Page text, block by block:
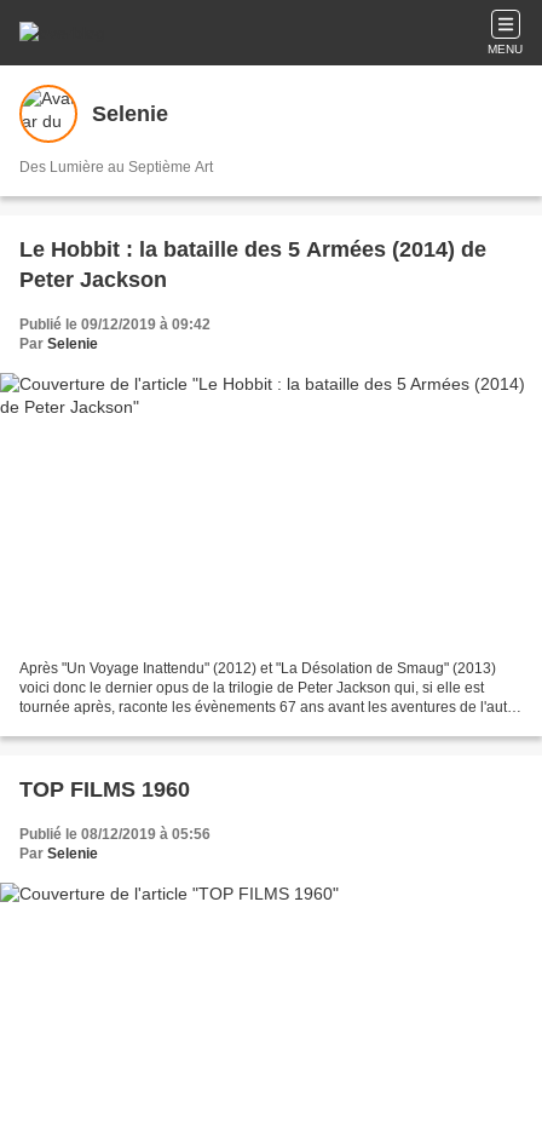
MENU
Selenie
Des Lumière au Septième Art
Le Hobbit : la bataille des 5 Armées (2014) de
Peter Jackson
Publié le 09/12/2019 à 09:42
Par Selenie
Après "Un Voyage Inattendu" (2012) et "La Désolation de Smaug" (2013)
voici donc le dernier opus de la trilogie de Peter Jackson qui, si elle est
tournée après, raconte les évènements 67 ans avant les aventures de l'autre
TOP FILMS 1960
Publié le 08/12/2019 à 05:56
Par Selenie